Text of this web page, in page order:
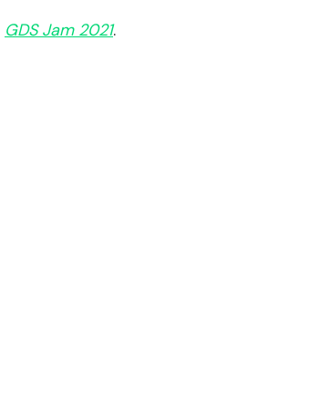
GDS Jam 2021.